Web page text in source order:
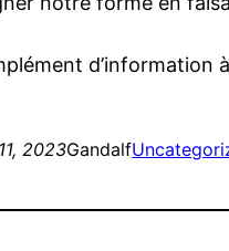
d’information
2023Gandalf